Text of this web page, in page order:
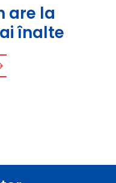
are la
înalte